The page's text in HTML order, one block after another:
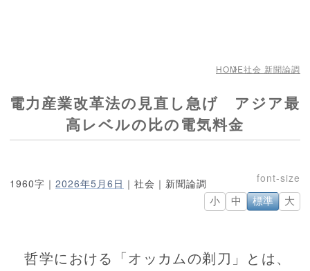
HOME社会 新聞論調
電力産業改革法の見直し急げ アジア最
高レベルの比の電気料金
1960字｜ 2026年5月6日 ｜社会｜新聞論調
小 中 標準 大
哲学における「オッカムの剃刀」とは、